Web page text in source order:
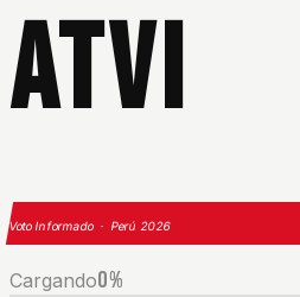
ATVI
Voto Informado · Perú 2026
Cargando0%